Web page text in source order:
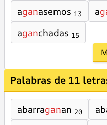
aganasemos 13 a
aganchadas 15
Palabras de 11
abarraganan 20